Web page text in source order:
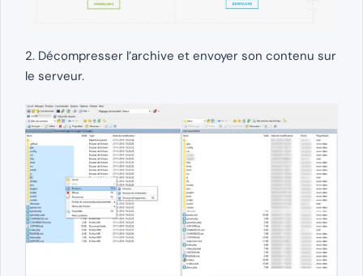
2. Décompresser l’archive et envoyer son contenu sur
le serveur.